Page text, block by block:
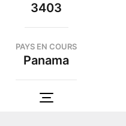
3403
PAYS EN COURS
Panama